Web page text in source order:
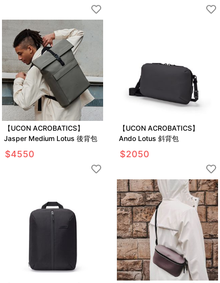
【UCON ACROBATICS】
Jasper Medium Lotus 後背包
$4550
【UCON ACROBATICS】
Ando Lotus 斜背包
$2050